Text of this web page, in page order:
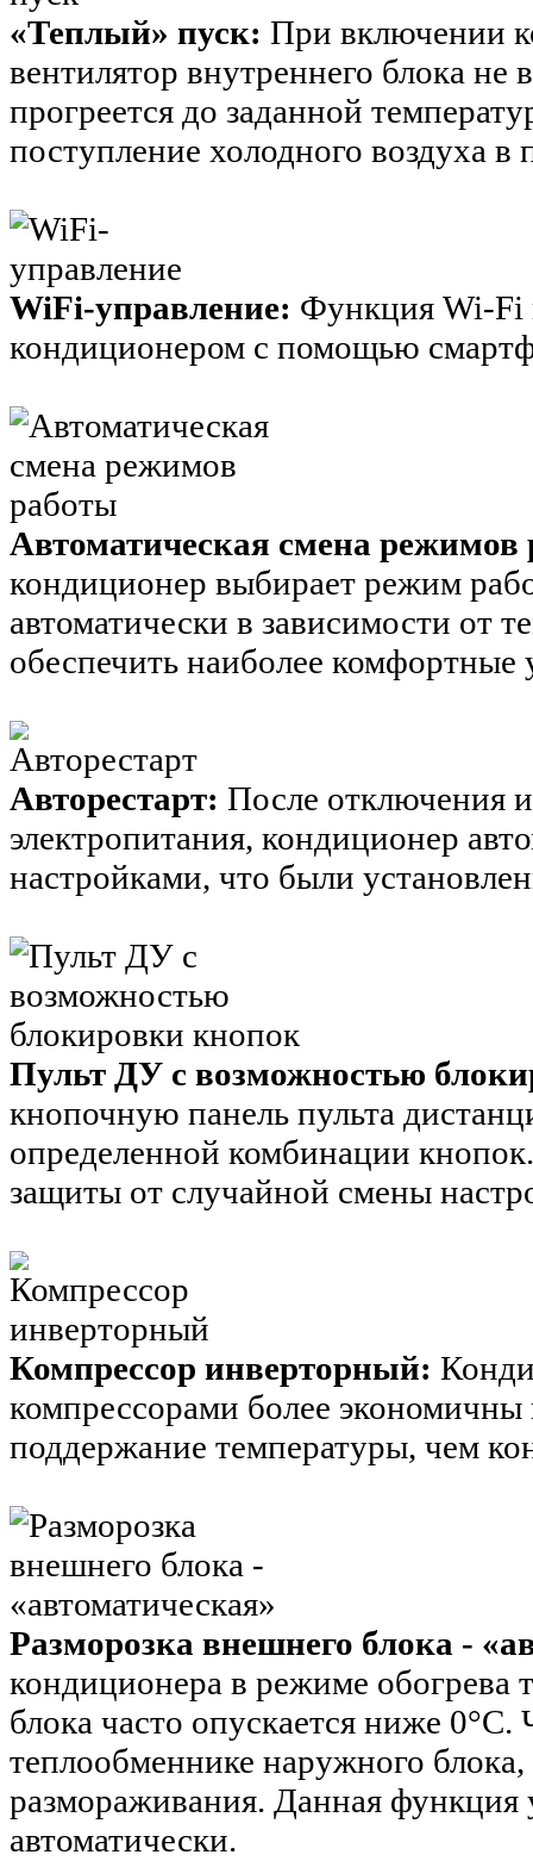
«Теплый» пуск: При включении
вентилятор внутреннего блока
прогреется до заданной
поступление холодного воздуха в
WiFi-управление: Функция Wi-Fi
кондиционером с помощью
Автоматическая смена
кондиционер выбирает режим
автоматически в зависимости от
обеспечить наиболее
Авторестарт: После отключения
электропитания, кондиционер
настройками, что были
Пульт ДУ с возможностью
кнопочную панель пульта
определенной комбинации
защиты от случайной смены
Компрессор инверторный:
компрессорами более
поддержание температуры, чем
Разморозка внешнего блока -
кондиционера в режиме обогрева
блока часто опускается ниже
теплообменнике наружного
размораживания. Данная функция
автоматически.